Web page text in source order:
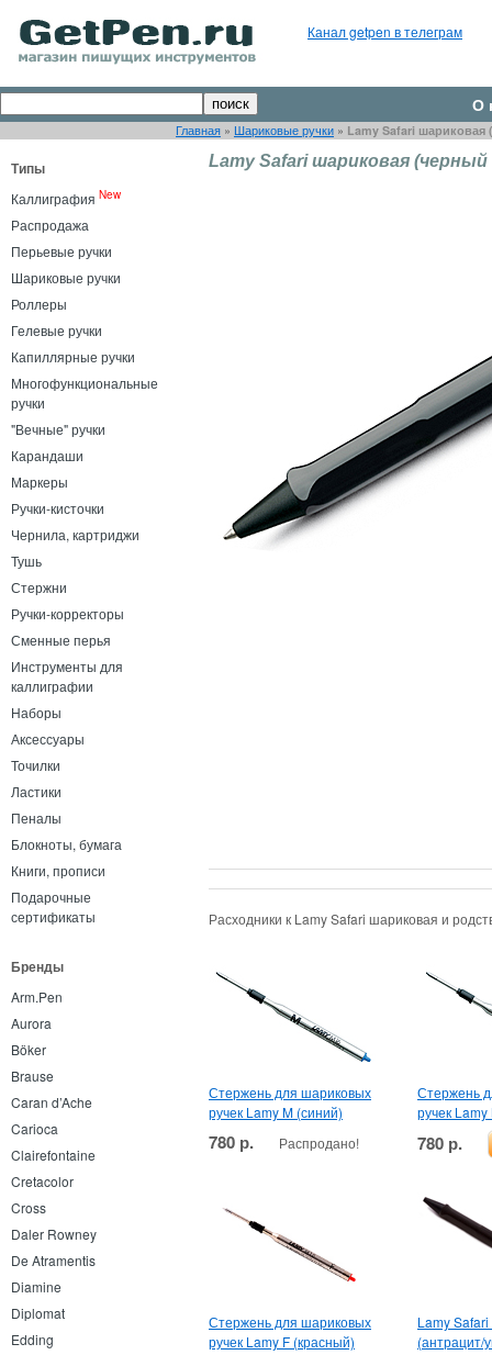
Канал getpen в телеграм
О
Главная » Шариковые ручки » Lamy Safari шариковая
Типы
Каллиграфия New
Распродажа
Перьевые ручки
Шариковые ручки
Роллеры
Гелевые ручки
Капиллярные ручки
Многофункциональные
ручки
"Вечные" ручки
Карандаши
Маркеры
Ручки-кисточки
Чернила, картриджи
Тушь
Стержни
Ручки-корректоры
Сменные перья
Инструменты для
каллиграфии
Наборы
Аксессуары
Точилки
Ластики
Пеналы
Блокноты, бумага
Книги, прописи
Подарочные
сертификаты
Бренды
Arm.Pen
Aurora
Böker
Brause
Caran d’Ache
Carioca
Clairefontaine
Cretacolor
Cross
Daler Rowney
De Atramentis
Diamine
Diplomat
Edding
Lamy Safari шариковая (черный
Расходники к Lamy Safari шариковая и
Стержень для шариковых
ручек Lamy M (синий)
780 р. Распродано!
Стержень
ручек
780 р.
Стержень для шариковых
ручек Lamy F (красный)
Lamy
(антрацит/